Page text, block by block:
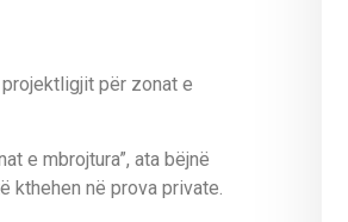
për zonat e
e mbrojtura”, ata bëjnë
në prova private.